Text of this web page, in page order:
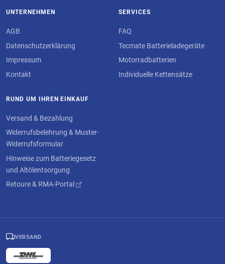
UNTERNEHMEN
AGB
Datenschutzerklärung
Impressum
Kontakt
SERVICES
FAQ
Tecmate Batterieladegeräte
Motorradbatterien
Individuelle Kettensätze
RUND UM IHREN EINKAUF
Versand & Bezahlung
Widerrufsbelehrung & Muster-
Widerrufsformular
Hinweise zum Batteriegesetz
und Altölentsorgung
Retoure & RMA-Portal
VERSAND